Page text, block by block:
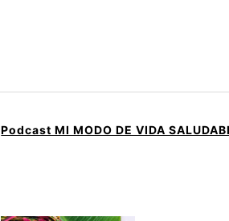
Podcast MI MODO DE VIDA